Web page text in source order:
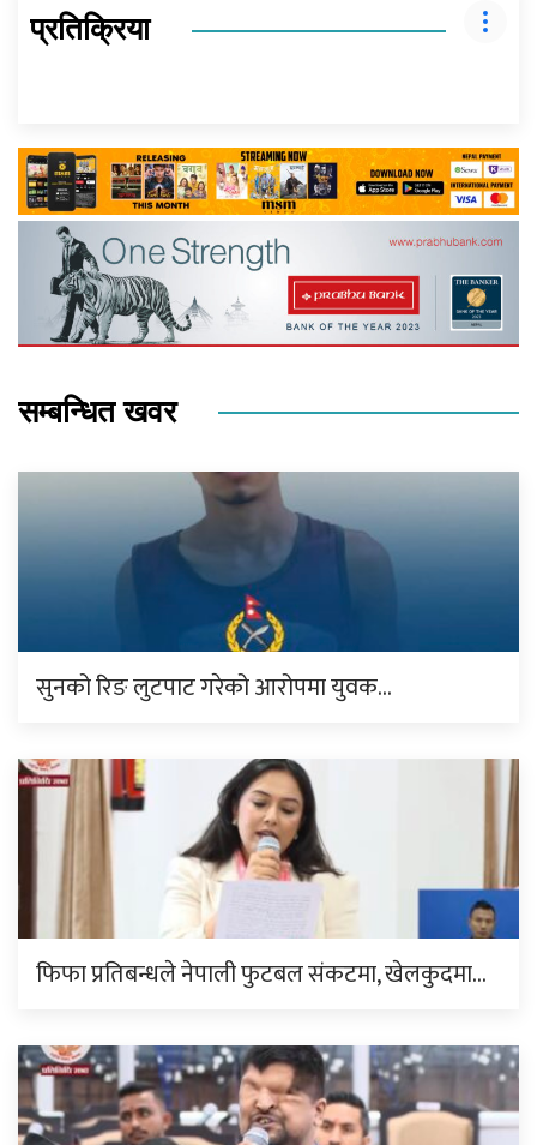
प्रतिक्रिया
सम्बन्धित खवर
सुनको रिङ लुटपाट गरेको आरोपमा युवक…
फिफा प्रतिबन्धले नेपाली फुटबल संकटमा, खेलकुदमा…